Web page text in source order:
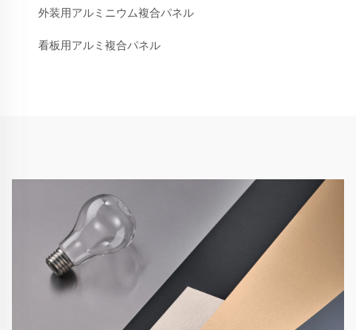
外装用アルミニウム複合パネル
看板用アルミ複合パネル